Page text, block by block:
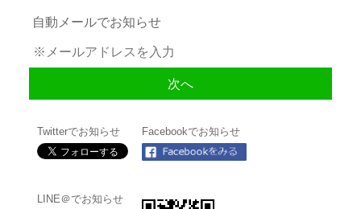
自動メールでお知らせ
Twitterでお知らせ Facebookでお知らせ
LINE＠でお知らせ